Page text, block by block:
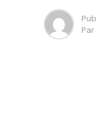
Par